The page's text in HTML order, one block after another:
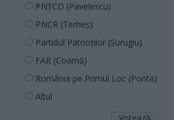
PNȚCD (Pavelescu)
PNCR (Terheș)
Partidul Patrioților (Surugiu)
FAR (Coarnă)
România pe Primul Loc (Ponta)
Altul